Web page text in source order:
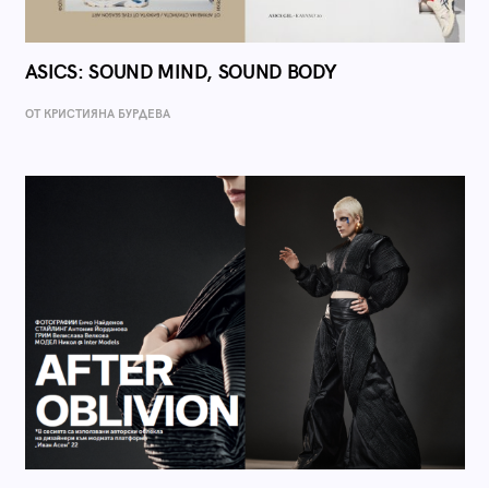
ASICS: SOUND MIND, SOUND BODY
ОТ КРИСТИЯНА БУРДЕВА